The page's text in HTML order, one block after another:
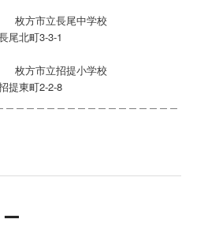
枚方市立長尾中学校
尾北町3-3-1
枚方市立招提小学校
提東町2-2-8